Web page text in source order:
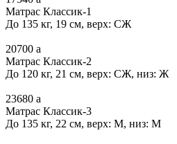
Матрас Классик-1
До 135 кг, 19 см, верх: СЖ
20700 a
Матрас Классик-2
До 120 кг, 21 см, верх: СЖ, низ: Ж
23680 a
Матрас Классик-3
До 135 кг, 22 см, верх: М, низ: М